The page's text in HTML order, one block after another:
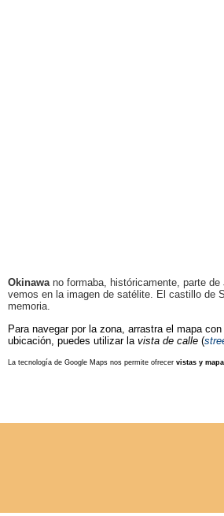
Okinawano formaba, históricamente, parte de
vemos en la imagen de satélite. El castillo de
memoria.
Para navegar por la zona, arrastra el mapa
ubicación, puedes utilizar la vista de calle (
La tecnología de Google Maps nos permite ofrecer vistas y